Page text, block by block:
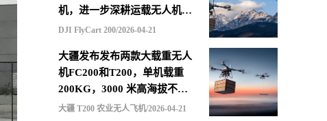
机，进一步深耕运载无人机市
场
DJI FlyCart 200/2026-04-21
大疆发布发布两款大载重无人
机FC200和T200，单机载重
200KG，3000 米高海拔不减
载，支持四机联吊最多600KG
大疆 T200 农业无人飞机/2026-04-21